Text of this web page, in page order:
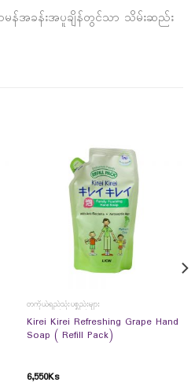
အခန်းအပူချိန်တွင်သာ သိမ်းဆည်း
တကိုယ်ရည်သုံးပစ္စည်းများ
Kirei Kirei Refreshing Grape Hand
Soap ( Refill Pack)
6,550Ks